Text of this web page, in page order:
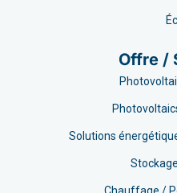
Offre /
Solutions